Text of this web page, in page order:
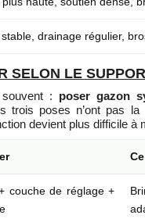
stable, drainage régulier,
SELON LE
: poser gazon
trois poses n’ont pas
devient plus difficile à
couche de réglage +